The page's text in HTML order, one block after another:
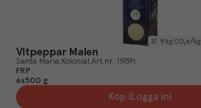
37.9 kg CO₂e/kg
Vitpeppar Malen
Santa Maria Kolonial Art.nr. 119391
FRP
6x500 g
Köp (Logga in)